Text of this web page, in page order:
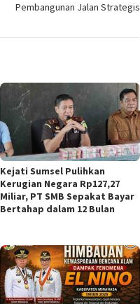
Pembangunan Jalan Strategis
Kejati Sumsel Pulihkan
Kerugian Negara Rp127,27
Miliar, PT SMB Sepakat Bayar
Bertahap dalam 12 Bulan